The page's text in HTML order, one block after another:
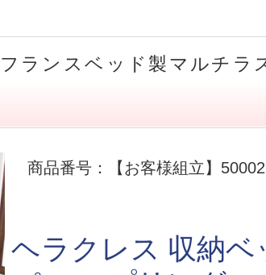
ランスベッド製マルチラ
商品番号：【お客様組立】
ヘラクレス 収納